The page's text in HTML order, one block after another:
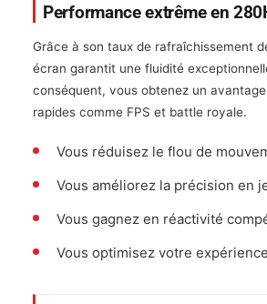
Performance extrême en
Grâce à son taux de rafraîchissement
écran garantit une fluidité
conséquent, vous obtenez un
rapides comme FPS et battle royale.
Vous réduisez le flou de
Vous améliorez la précision en
Vous gagnez en réactivité
Vous optimisez votre